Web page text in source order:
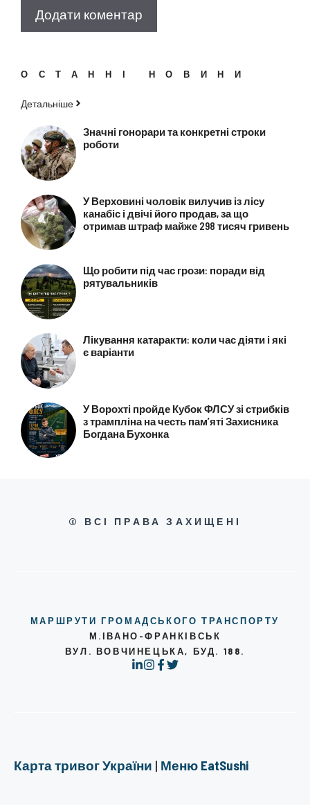
ОСТАННІ НОВИНИ
Детальніше
Значні гонорари та конкретні строки
роботи
У Верховині чоловік вилучив із лісу
канабіс і двічі його продав, за що
отримав штраф майже 298 тисяч гривень
Що робити під час грози: поради від
рятувальників
Лікування катаракти: коли час діяти і які
є варіанти
У Ворохті пройде Кубок ФЛСУ зі стрибків
з трампліна на честь пам’яті Захисника
Богдана Бухонка
© ВСІ ПРАВА ЗАХИЩЕНІ
МАРШРУТИ ГРОМАДСЬКОГО ТРАНСПОРТУ
М.ІВАНО-ФРАНКІВСЬК
ВУЛ. ВОВЧИНЕЦЬКА, БУД. 188.
Карта тривог України | Меню EatSushi